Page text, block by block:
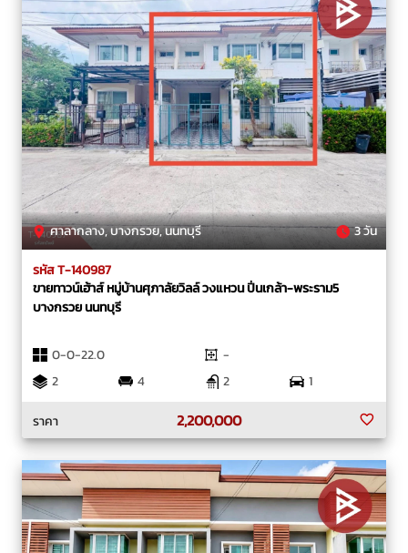
ศาลากลาง, บางกรวย, นนทบุรี 3 วัน
รหัส T-140987
ขายทาวน์เฮ้าส์ หมู่บ้านศุภาลัยวิลล์ วงแหวน ปิ่นเกล้า-พระราม5
บางกรวย นนทบุรี
0-0-22.0
-
2
4 2
1
ราคา
2,200,000